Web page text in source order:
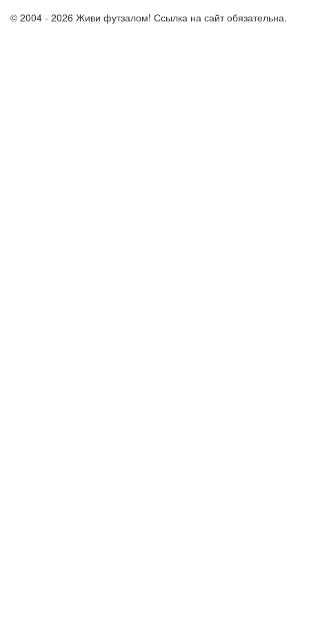
© 2004 - 2026 Живи футзалом! Ссылка на сайт обязательна.